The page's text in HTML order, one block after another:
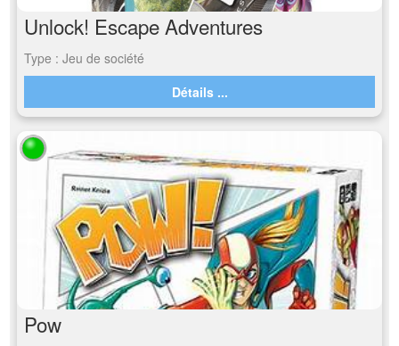
Unlock! Escape Adventures
Type : Jeu de société
Détails ...
Pow